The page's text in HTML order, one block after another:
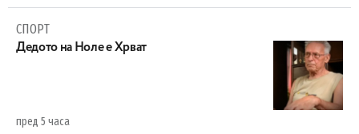
СПОРТ
Дедото на Ноле е Хрват
пред 5 часа